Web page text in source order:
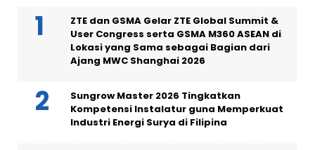
ZTE dan GSMA Gelar ZTE Global Summit &
User Congress serta GSMA M360 ASEAN di
Lokasi yang Sama sebagai Bagian dari
Ajang MWC Shanghai 2026
Sungrow Master 2026 Tingkatkan
Kompetensi Instalatur guna Memperkuat
Industri Energi Surya di Filipina